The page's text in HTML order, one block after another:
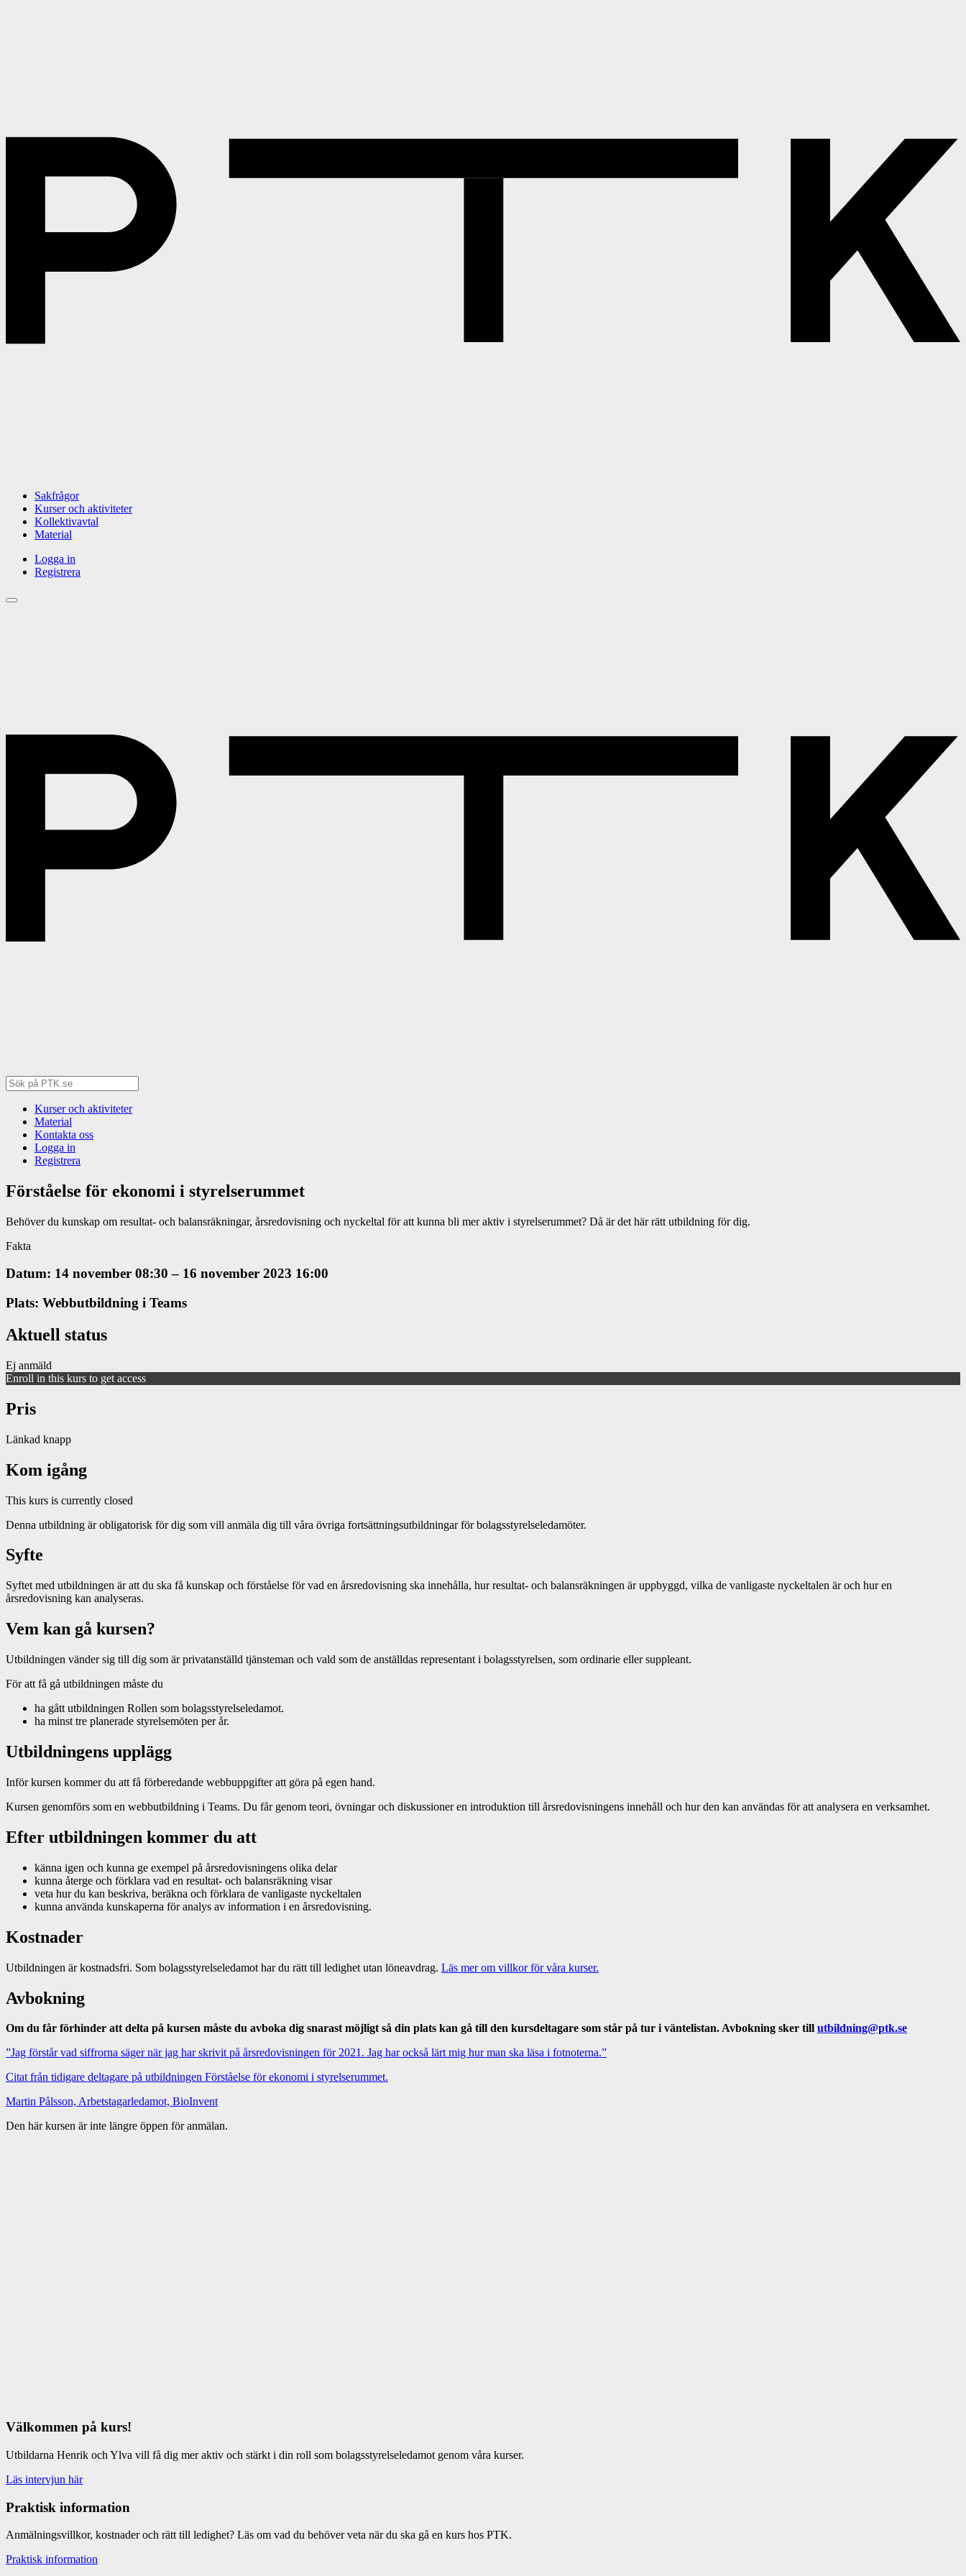
Sakfrågor
Kurser och aktiviteter
Kollektivavtal
Material
Logga in
Registrera
Kurser och aktiviteter
Material
Kontakta oss
Logga in
Registrera
Förståelse för ekonomi i styrelserummet
Behöver du kunskap om resultat- och balansräkningar, årsredovisning och nyckeltal för att kunna bli mer aktiv i styrelserummet? Då är det här rätt utbildning för dig.
Fakta
Datum: 14 november 08:30 – 16 november 2023 16:00
Plats: Webbutbildning i Teams
Aktuell status
Ej anmäld
Enroll in this kurs to get access
Pris
Länkad knapp
Kom igång
This kurs is currently closed
Denna utbildning är obligatorisk för dig som vill anmäla dig till våra övriga fortsättningsutbildningar för bolagsstyrelseledamöter.
Syfte
Syftet med utbildningen är att du ska få kunskap och förståelse för vad en årsredovisning ska innehålla, hur resultat- och balansräkningen är uppbyggd, vilka de vanligaste nyckeltalen är och hur en
årsredovisning kan analyseras.
Vem kan gå kursen?
Utbildningen vänder sig till dig som är privatanställd tjänsteman och vald som de anställdas representant i bolagsstyrelsen, som ordinarie eller suppleant.
För att få gå utbildningen måste du
ha gått utbildningen Rollen som bolagsstyrelseledamot.
ha minst tre planerade styrelsemöten per år.
Utbildningens upplägg
Inför kursen kommer du att få förberedande webbuppgifter att göra på egen hand.
Kursen genomförs som en webbutbildning i Teams. Du får genom teori, övningar och diskussioner en introduktion till årsredovisningens innehåll och hur den kan användas för att analysera en verksamhet.
Efter utbildningen kommer du att
känna igen och kunna ge exempel på årsredovisningens olika delar
kunna återge och förklara vad en resultat- och balansräkning visar
veta hur du kan beskriva, beräkna och förklara de vanligaste nyckeltalen
kunna använda kunskaperna för analys av information i en årsredovisning.
Kostnader
Utbildningen är kostnadsfri. Som bolagsstyrelseledamot har du rätt till ledighet utan löneavdrag. Läs mer om villkor för våra kurser.
Avbokning
Om du får förhinder att delta på kursen måste du avboka dig snarast möjligt så din plats kan gå till den kursdeltagare som står på tur i väntelistan. Avbokning sker till utbildning@ptk.se
”Jag förstår vad siffrorna säger när jag har skrivit på årsredovisningen för 2021. Jag har också lärt mig hur man ska läsa i fotnoterna.”
Citat från tidigare deltagare på utbildningen Förståelse för ekonomi i styrelserummet.
Martin Pålsson, Arbetstagarledamot, BioInvent
Den här kursen är inte längre öppen för anmälan.
Välkommen på kurs!
Utbildarna Henrik och Ylva vill få dig mer aktiv och stärkt i din roll som bolagsstyrelseledamot genom våra kurser.
Läs intervjun här
Praktisk information
Anmälningsvillkor, kostnader och rätt till ledighet? Läs om vad du behöver veta när du ska gå en kurs hos PTK.
Praktisk information